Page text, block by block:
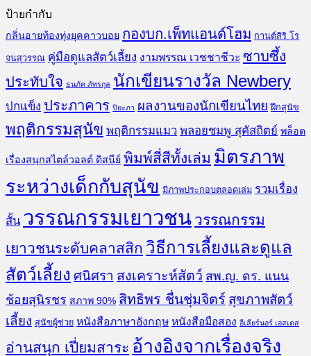
ป้ายกำกับ
กลิ่นอายท้องทุ่งยุคคาวบอย กองบก.เพ็ทแอนด์โฮม กานต์สิริ โร
จนสุวรรณ คู่มือดูแลสัตว์เลี้ยง งามพรรณ เวชชาชีวะ ซาบซึ้ง
ประทับใจ ธนภัค ภัทรกุล นักเขียนรางวัล Newbery
ปกแข็ง ประภาคาร ปิยะภา ผลงานของนักเขียนไทย ฝึกสุนัข
พฤติกรรมสุนัข พฤติกรรมแมว พลอยชมพู สุคัสถิตย์ พล็อต
เรื่องสนุกสไตล์วอลต์ ดิสนีย์ พิมพ์สี่สีทั้งเล่ม มิตรภาพ
ระหว่างเด็กกับสุนัข มีภาพประกอบตลอดเล่ม รวมเรื่อง
สั้น วรรณกรรมเยาวชน วรรณกรรม
เยาวชนระดับคลาสสิก วิธีการเลี้ยงและดูแล
สัตว์เลี้ยง ศนิศรา สงเคราะห์สัตว์ สพ.ญ. ดร. แนน
ช้อยสุนิรชร สภาพ 90% สิทธิพร ชื่นชุ่มจิตร์ สุขภาพสัตว์
เลี้ยง สุนัขผู้ช่วย หนังสือภาษาอังกฤษ หนังสือมือสอง อีเลียร์นอร์ เอสเตส
อ่านสนุก เปี่ยมสาระ อ้างอิงจากเรื่องจริง